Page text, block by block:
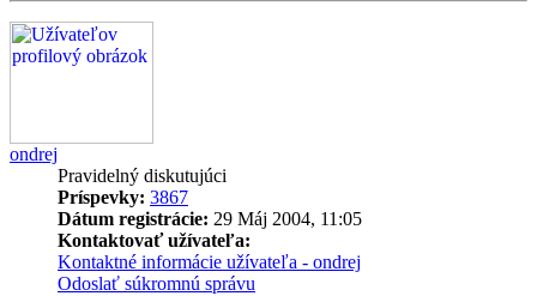
ondrej
Pravidelný diskutujúci
Príspevky: 3867
Dátum registrácie: 29 Máj 2004, 11:05
Kontaktovať užívateľa:
Kontaktné informácie užívateľa - ondrej
Odoslať súkromnú správu